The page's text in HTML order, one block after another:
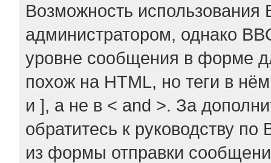
Возможность использования
администратором, однако
уровне сообщения в форме
похож на HTML, но теги в
и ], а не в < and >. За
обратитесь к руководству
из формы отправки